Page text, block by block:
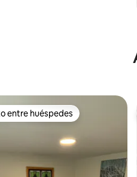
huéspedes preferido
entre huéspedes